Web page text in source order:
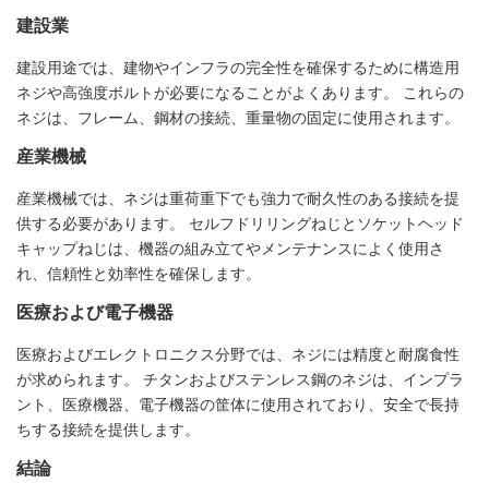
建設業
建設用途では、建物やインフラの完全性を確保するために構造用
ネジや高強度ボルトが必要になることがよくあります。 これらの
ネジは、フレーム、鋼材の接続、重量物の固定に使用されます。
産業機械
産業機械では、ネジは重荷重下でも強力で耐久性のある接続を提
供する必要があります。 セルフドリリングねじとソケットヘッド
キャップねじは、機器の組み立てやメンテナンスによく使用さ
れ、信頼性と効率性を確保します。
医療および電子機器
医療およびエレクトロニクス分野では、ネジには精度と耐腐食性
が求められます。 チタンおよびステンレス鋼のネジは、インプラ
ント、医療機器、電子機器の筐体に使用されており、安全で長持
ちする接続を提供します。
結論